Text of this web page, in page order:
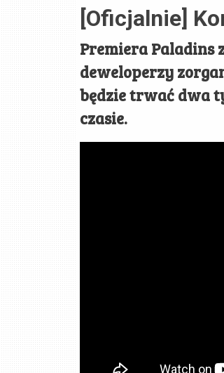
[Oficjalnie]
Premiera Paladins
deweloperzy
będzie trwać dwa
czasie.